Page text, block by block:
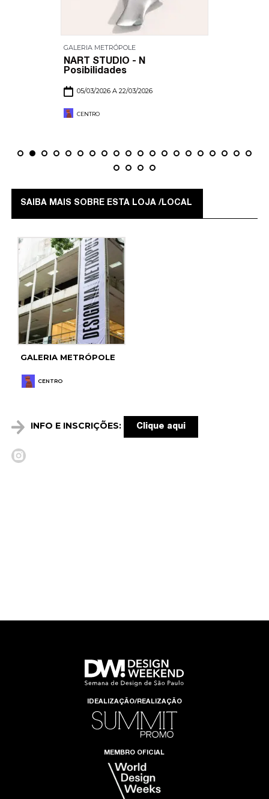
GALERIA METRÓPOLE
NART STUDIO - N
Posibilidades
05/03/2026 A 22/03/2026
CENTRO
SAIBA MAIS SOBRE ESTA LOJA /LOCAL
GALERIA METRÓPOLE
CENTRO
INFO E INSCRIÇÕES: Clique aqui
IDEALIZAÇÃO/REALIZAÇÃO
MEMBRO OFICIAL